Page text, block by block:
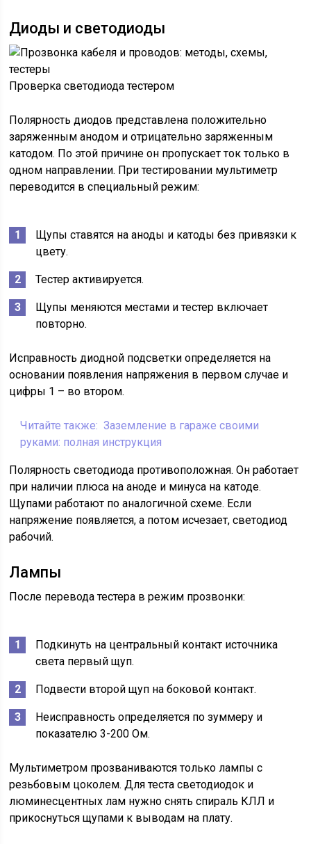
Диоды и светодиоды
Проверка светодиода тестером
Полярность диодов представлена положительно
заряженным анодом и отрицательно заряженным
катодом. По этой причине он пропускает ток только в
одном направлении. При тестировании мультиметр
переводится в специальный режим:
Щупы ставятся на аноды и катоды без привязки к
цвету.
Тестер активируется.
Щупы меняются местами и тестер включает
повторно.
Исправность диодной подсветки определяется на
основании появления напряжения в первом случае и
цифры 1 – во втором.
Читайте также: Заземление в гараже своими
руками: полная инструкция
Полярность светодиода противоположная. Он работает
при наличии плюса на аноде и минуса на катоде.
Щупами работают по аналогичной схеме. Если
напряжение появляется, а потом исчезает, светодиод
рабочий.
Лампы
После перевода тестера в режим прозвонки:
Подкинуть на центральный контакт источника
света первый щуп.
Подвести второй щуп на боковой контакт.
Неисправность определяется по зуммеру и
показателю 3-200 Ом.
Мультиметром прозваниваются только лампы с
резьбовым цоколем. Для теста светодиодок и
люминесцентных лам нужно снять спираль КЛЛ и
прикоснуться щупами к выводам на плату.